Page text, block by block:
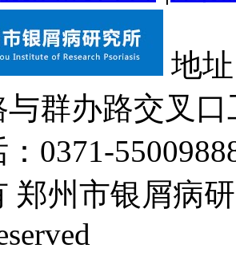
地
与群办路交叉
0371-
郑州市银屑病